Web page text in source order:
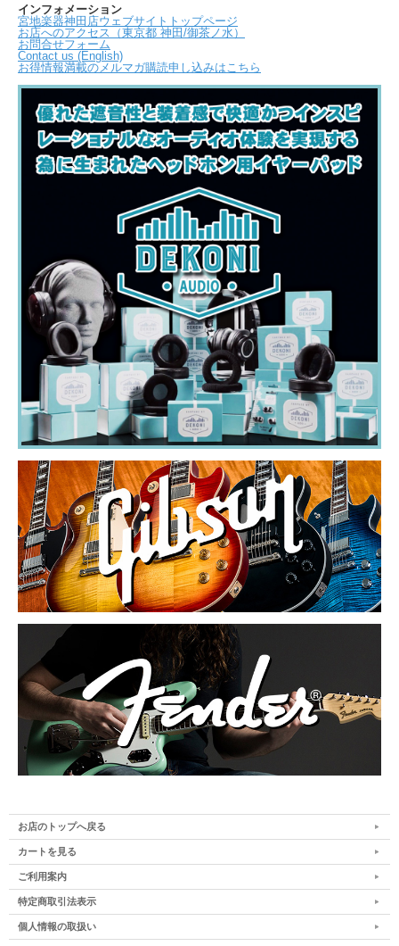
インフォメーション
宮地楽器神田店ウェブサイトトップページ
お店へのアクセス（東京都 神田/御茶ノ水）
お問合せフォーム
Contact us (English)
お得情報満載のメルマガ購読申し込みはこちら
お店のトップへ戻る
カートを見る
ご利用案内
特定商取引法表示
個人情報の取扱い